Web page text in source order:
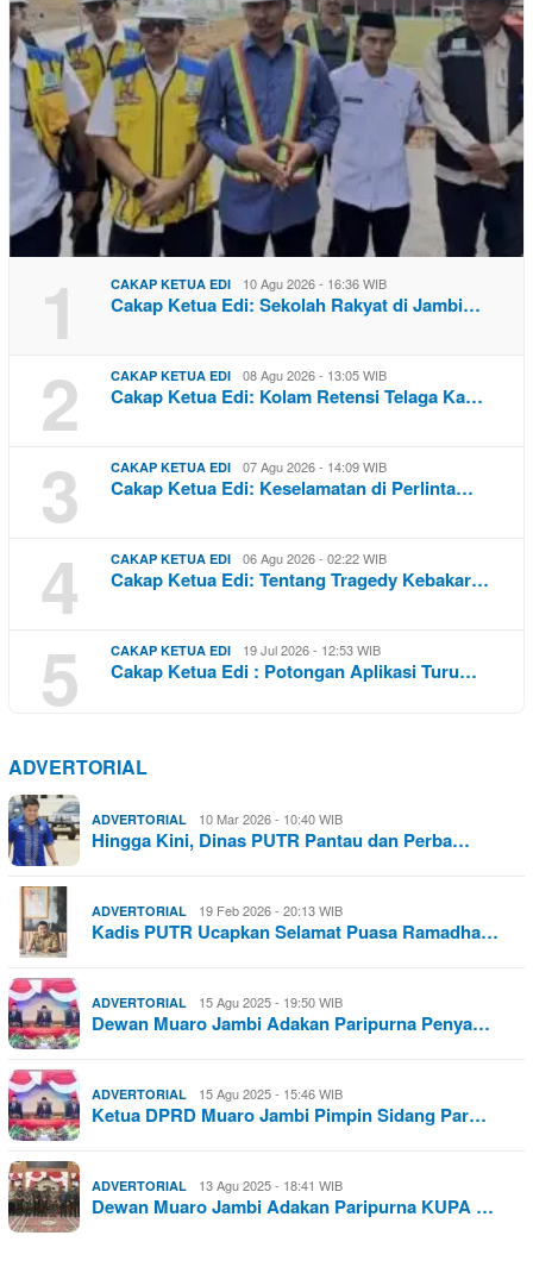
1 CAKAP KETUA EDI 10 Agu 2026 - 16:36 WIB
Cakap Ketua Edi: Sekolah Rakyat di Jambi…
2 CAKAP KETUA EDI 08 Agu 2026 - 13:05 WIB
Cakap Ketua Edi: Kolam Retensi Telaga Ka…
3 CAKAP KETUA EDI 07 Agu 2026 - 14:09 WIB
Cakap Ketua Edi: Keselamatan di Perlinta…
4 CAKAP KETUA EDI 06 Agu 2026 - 02:22 WIB
Cakap Ketua Edi: Tentang Tragedy Kebakar…
5 CAKAP KETUA EDI 19 Jul 2026 - 12:53 WIB
Cakap Ketua Edi : Potongan Aplikasi Turu…
ADVERTORIAL
ADVERTORIAL 10 Mar 2026 - 10:40 WIB
Hingga Kini, Dinas PUTR Pantau dan Perba…
ADVERTORIAL 19 Feb 2026 - 20:13 WIB
Kadis PUTR Ucapkan Selamat Puasa Ramadha…
ADVERTORIAL 15 Agu 2025 - 19:50 WIB
Dewan Muaro Jambi Adakan Paripurna Penya…
ADVERTORIAL 15 Agu 2025 - 15:46 WIB
Ketua DPRD Muaro Jambi Pimpin Sidang Par…
ADVERTORIAL 13 Agu 2025 - 18:41 WIB
Dewan Muaro Jambi Adakan Paripurna KUPA …